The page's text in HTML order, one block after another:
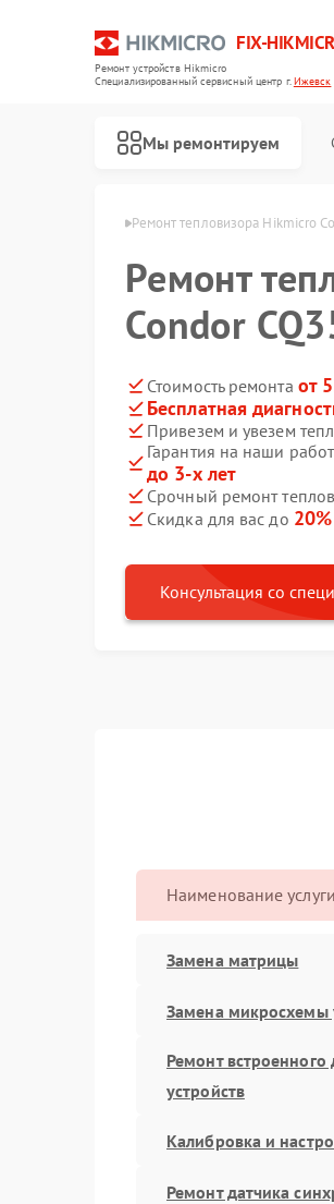
FIX-
Ремонт устройств Hikmicro
Специализированный cервисный центр г.Ижевск
Мы ремонтируем
Ремонт тепловизора Hikmicro
Ремонт
Condor
Стоимость ремонта от
Бесплатная
Привезем и увезем
Гарантия на наши
до 3-х лет
Срочный ремонт
Скидка для вас до 20%
Консультация со
Наименование услуги
Замена матрицы
Замена микросхемы
Ремонт
устройств
Калибровка и
Ремонт датчика